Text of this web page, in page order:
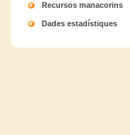
Recursos manacorins
Dades estadístiques